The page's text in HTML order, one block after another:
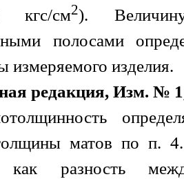
см2).
полосами
измеряемого изделия.
редакция, Изм. №
матов по п.
как разность